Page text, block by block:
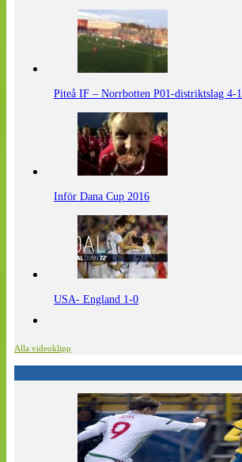
Piteå IF – Norrbotten P01-distriktslag 4-1
Inför Dana Cup 2016
USA- England 1-0
Alla videoklipp